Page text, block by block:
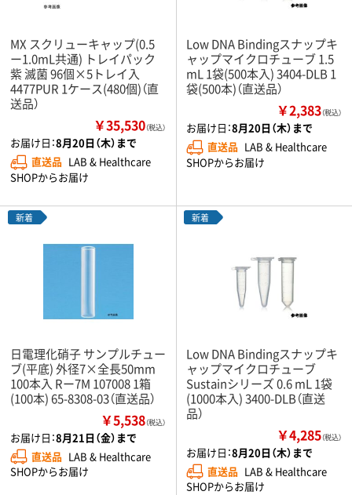
MX スクリューキャップ(0.5
ー1.0mL共通) トレイパック
紫 滅菌 96個×5トレイ入
4477PUR 1ケース(480個)（直
送品）
￥35,530（税込）
お届け日：8月20日（木）まで
直送品 LAB & Healthcare
SHOPからお届け
Low DNA Bindingスナップキ
ャップマイクロチューブ 1.5
mL 1袋(500本入) 3404-DLB 1
袋(500本)（直送品）
￥2,383（税込）
お届け日：8月20日（木）まで
直送品 LAB & Healthcare
SHOPからお届け
新着
日電理化硝子 サンプルチュー
ブ(平底) 外径7×全長50mm
100本入 Rー7M 107008 1箱
(100本) 65-8308-03（直送品）
￥5,538（税込）
お届け日：8月21日（金）まで
直送品 LAB & Healthcare
SHOPからお届け
新着
Low DNA Bindingスナップキ
ャップマイクロチューブ
Sustainシリーズ 0.6 mL 1袋
(1000本入) 3400-DLB（直送
品）
￥4,285（税込）
お届け日：8月20日（木）まで
直送品 LAB & Healthcare
SHOPからお届け